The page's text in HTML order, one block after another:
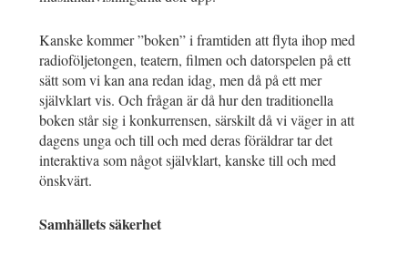
Kanske kommer ”boken” i framtiden att flyta ihop med
radioföljetongen, teatern, filmen och datorspelen på ett
sätt som vi kan ana redan idag, men då på ett mer
självklart vis. Och frågan är då hur den traditionella
boken står sig i konkurrensen, särskilt då vi väger in att
dagens unga och till och med deras föräldrar tar det
interaktiva som något självklart, kanske till och med
önskvärt.
Samhällets säkerhet